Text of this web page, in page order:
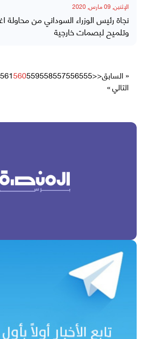
الإثنين, 09 مارس, 2020
نجاة رئيس الوزراء السوداني من محاولة
وتلميح لبصمات خارجية
« السابق<<
555
556
557
558
559
560
561
التالي »